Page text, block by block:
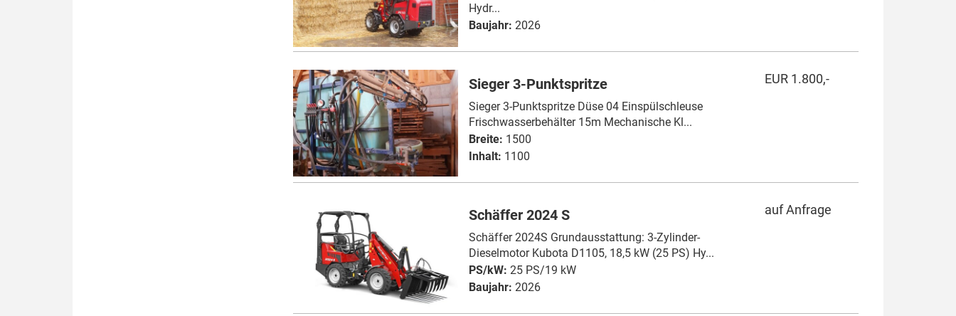
Hydr...
Baujahr: 2026
Sieger 3-Punktspritze
Sieger 3-Punktspritze Düse 04 Einspülschleuse
Frischwasserbehälter 15m Mechanische Kl...
Breite: 1500
Inhalt: 1100
EUR 1.800,-
Schäffer 2024 S
Schäffer 2024S Grundausstattung: 3-Zylinder-
Dieselmotor Kubota D1105, 18,5 kW (25 PS) Hy...
PS/kW: 25 PS/19 kW
Baujahr: 2026
auf Anfrage